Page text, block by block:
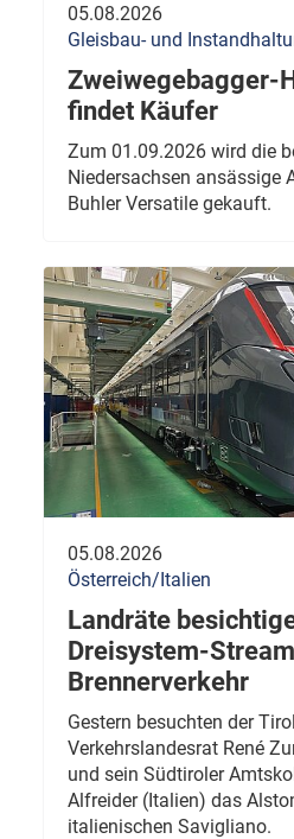
05.08.2026
Gleisbau- und
Zweiwegebagger-
findet Käufer
Zum 01.09.2026 wird die
Niedersachsen ansässige
Buhler Versatile gekauft.
05.08.2026
Österreich/Italien
Landräte
Dreisystem-
Brennerverkehr
Gestern besuchten der
Verkehrslandesrat René
und sein Südtiroler
Alfreider (Italien) das
italienischen Savigliano.